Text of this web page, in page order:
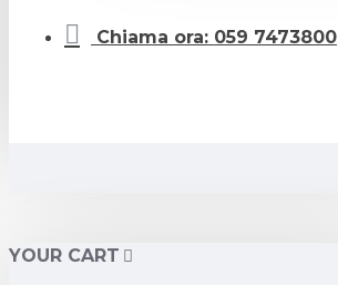
Chiama ora: 059 7473800
YOUR CART